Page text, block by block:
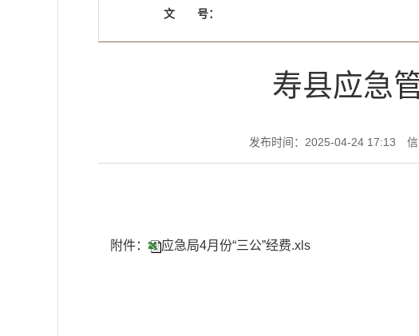
文
号：
寿县应急
发布时间：2025-04-24 17:13
附件： 应急局4月份“三公”经费.xls